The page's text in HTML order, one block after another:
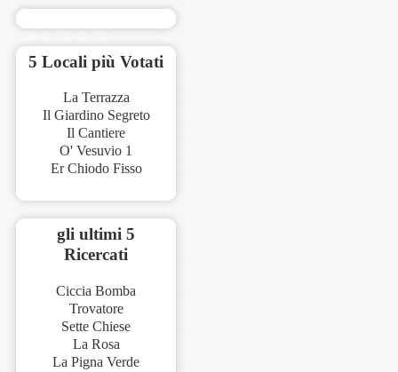
5 Locali più Votati
La Terrazza
Il Giardino Segreto
Il Cantiere
O' Vesuvio 1
Er Chiodo Fisso
gli ultimi 5
Ricercati
Ciccia Bomba
Trovatore
Sette Chiese
La Rosa
La Pigna Verde